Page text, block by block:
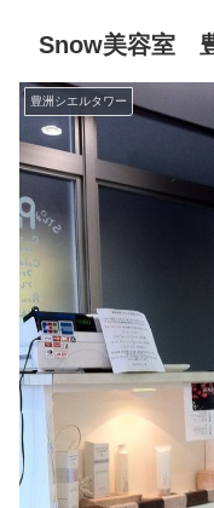
Snow美容室
豊洲シエルタワー